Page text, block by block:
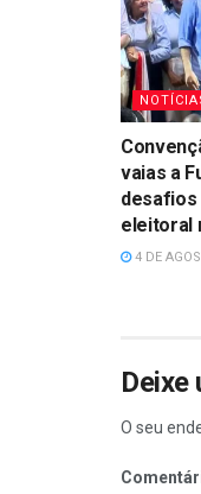
vaias a
desafios
eleitoral
4 DE
Deixe
O seu